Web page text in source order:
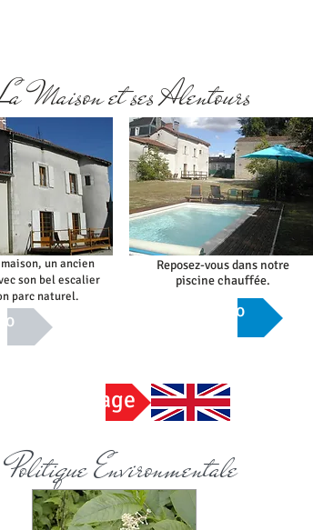
Maison et ses Alentours
un ancien
son bel escalier
parc naturel.
Reposez-vous dans notre
piscine chauffée.
Info
English Page
Politique Environmentale